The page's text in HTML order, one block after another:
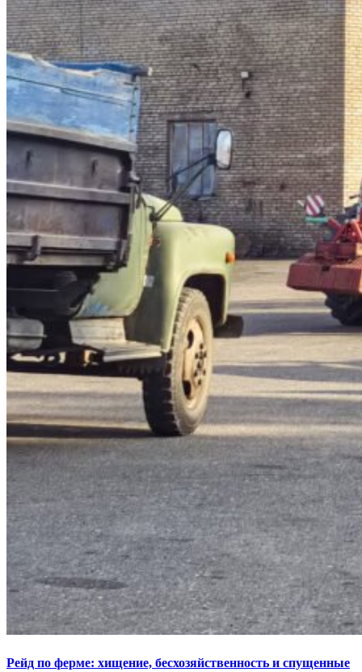
Рейд по ферме: хищение, бесхозяйственность и спущенные